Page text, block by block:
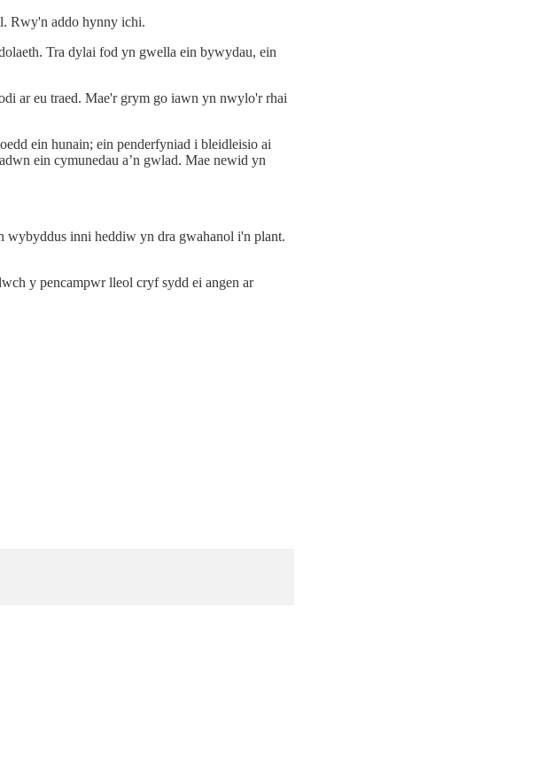
Rwy'n addo hynny ichi.
Tra dylai fod yn gwella ein bywydau, ein
ar eu traed. Mae'r grym go iawn yn nwylo'r rhai
ein hunain; ein penderfyniad i bleidleisio ai
ein cymunedau a’n gwlad. Mae newid yn
wybyddus inni heddiw yn dra gwahanol i'n plant.
y pencampwr lleol cryf sydd ei angen ar